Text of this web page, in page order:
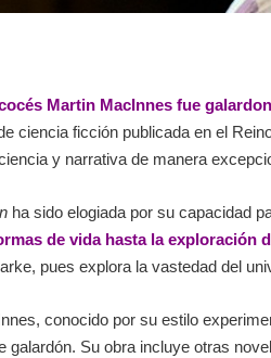
Martin MacInnes fue
ciencia ficción publicada en el
y narrativa de manera
ha sido elogiada por su capacidad
de vida hasta la exploración
pues explora la vastedad del
conocido por su estilo
galardón. Su obra incluye otras